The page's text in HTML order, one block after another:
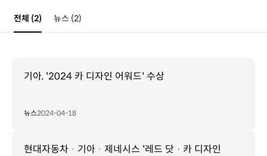
전체 (2) 뉴스 (2)
기아, '2024 카 디자인 어워드' 수상
뉴스2024-04-18
현대자동차ᆞ기아ᆞ제네시스 '레드 닷ᆞ카 디자인